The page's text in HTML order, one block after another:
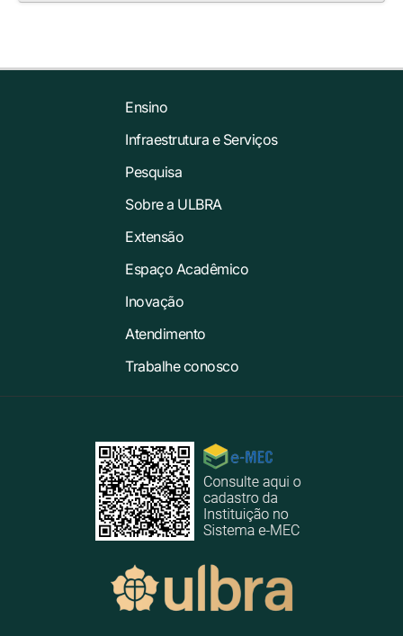
Ensino
Infraestrutura e Serviços
Pesquisa
Sobre a ULBRA
Extensão
Espaço Acadêmico
Inovação
Atendimento
Trabalhe conosco